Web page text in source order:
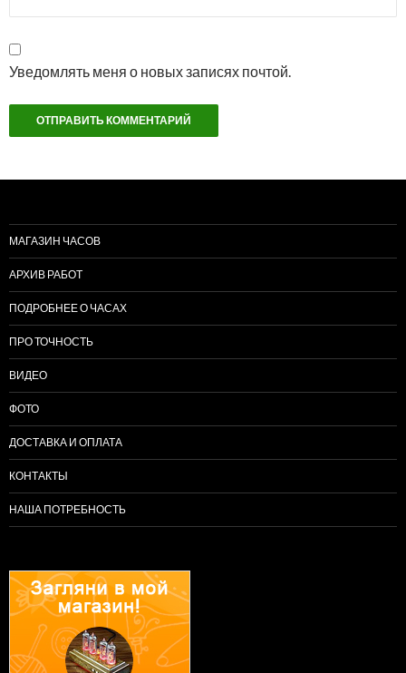
Уведомлять меня о новых записях почтой.
МАГАЗИН ЧАСОВ
АРХИВ РАБОТ
ПОДРОБНЕЕ О ЧАСАХ
ПРО ТОЧНОСТЬ
ВИДЕО
ФОТО
ДОСТАВКА И ОПЛАТА
КОНТАКТЫ
НАША ПОТРЕБНОСТЬ